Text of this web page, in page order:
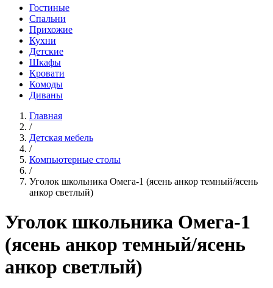
Гостиные
Спальни
Прихожие
Кухни
Детские
Шкафы
Кровати
Комоды
Диваны
Главная
/
Детская мебель
/
Компьютерные столы
/
Уголок школьника Омега-1 (ясень анкор темный/ясень
анкор светлый)
Уголок школьника Омега-1
(ясень анкор темный/ясень
анкор светлый)